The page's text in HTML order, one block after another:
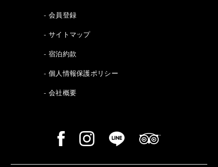
会員登録
サイトマップ
宿泊約款
個人情報保護ポリシー
会社概要